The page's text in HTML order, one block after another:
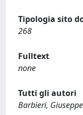
Tipologia sito
268
Fulltext
none
Tutti gli autori
Barbieri, Giuseppe